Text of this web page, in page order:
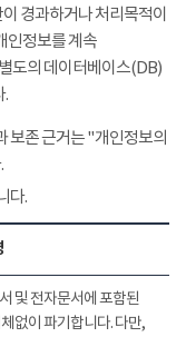
경과하거나 처리목적이
인정보를 계속
도의 데이터베이스(DB)
.
보존 근거는 "개인정보의
다.
및 전자문서에 포함된
없이 파기합니다. 다만,